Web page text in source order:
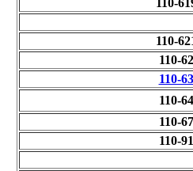
110-
110-
110-62
110-63
110-64
110-67
110-91